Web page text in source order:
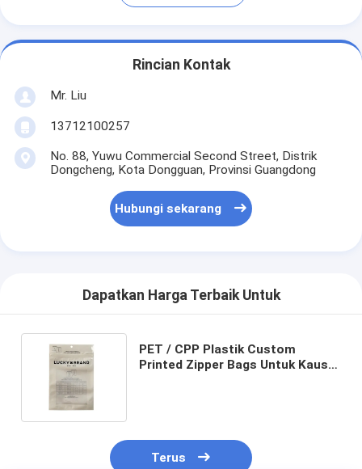
Rincian Kontak
Mr. Liu
13712100257
No. 88, Yuwu Commercial Second Street, Distrik
Dongcheng, Kota Dongguan, Provinsi Guangdong
Hubungi sekarang
Dapatkan Harga Terbaik Untuk
PET / CPP Plastik Custom
Printed Zipper Bags Untuk Kaus
Terus